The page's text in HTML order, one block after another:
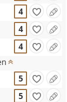
4
4
4
5
5